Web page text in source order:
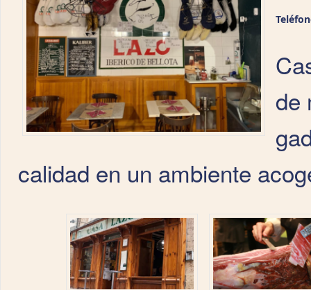
de
calidad en un ambiente